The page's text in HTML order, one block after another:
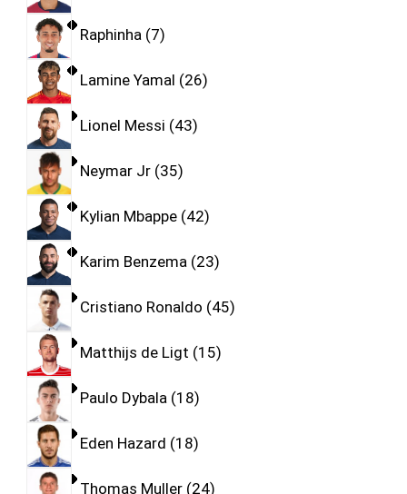
Raphinha 7
Lamine Yamal 26
Lionel Messi 43
Neymar Jr 35
Kylian Mbappe 42
Karim Benzema 23
Cristiano Ronaldo 45
Matthijs de Ligt 15
Paulo Dybala 18
Eden Hazard 18
Thomas Muller 24